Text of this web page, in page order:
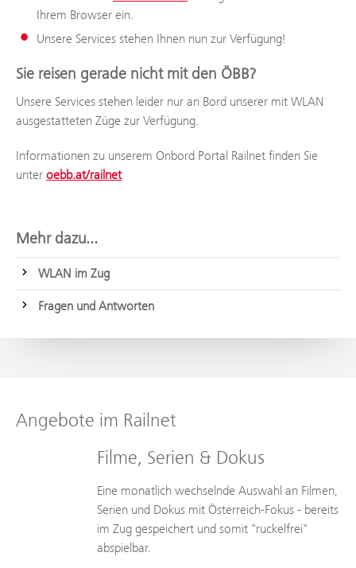
Ihrem Browser ein.
Unsere Services stehen Ihnen nun zur Verfügung!
Sie reisen gerade nicht mit den ÖBB?
Unsere Services stehen leider nur an Bord unserer mit WLAN
ausgestatteten Züge zur Verfügung.
Informationen zu unserem Onbord Portal Railnet finden Sie
unter oebb.at/railnet
Mehr dazu...
WLAN im Zug
Fragen und Antworten
Angebote im Railnet
Filme, Serien & Dokus
Eine monatlich wechselnde Auswahl an Filmen,
Serien und Dokus mit Österreich-Fokus - bereits
im Zug gespeichert und somit "ruckelfrei"
abspielbar.